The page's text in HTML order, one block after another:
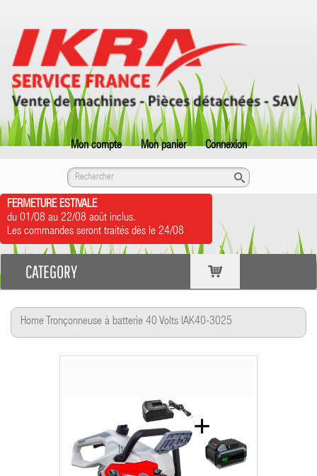
Mon compte Mon panier Connexion
FERMETURE ESTIVALE
du 01/08 au 22/08 août inclus.
Les commandes seront traités dès le 24/08
CATEGORY
Home Tronçonneuse à batterie 40 Volts IAK40-3025